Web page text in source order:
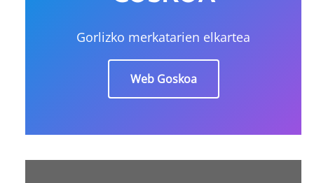
Gorlizko merkatarien elkartea
Web Goskoa